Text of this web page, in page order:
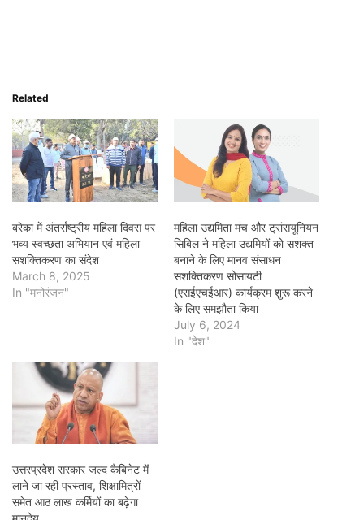
Related
बरेका में अंतर्राष्ट्रीय महिला दिवस पर
भव्य स्वच्छता अभियान एवं महिला
सशक्तिकरण का संदेश
March 8, 2025
In "मनोरंजन"
महिला उद्यमिता मंच और ट्रांसयूनियन
सिबिल ने महिला उद्यमियों को सशक्त
बनाने के लिए मानव संसाधन
सशक्तिकरण सोसायटी
(एसईएचईआर) कार्यक्रम शुरू करने
के लिए समझौता किया
July 6, 2024
In "देश"
उत्तरप्रदेश सरकार जल्द कैबिनेट में
लाने जा रही प्रस्ताव, शिक्षामित्रों
समेत आठ लाख कर्मियों का बढ़ेगा